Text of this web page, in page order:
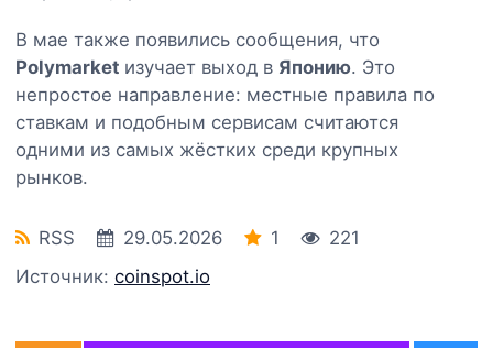
В мае также появились сообщения, что
Polymarket изучает выход в Японию. Это
непростое направление: местные правила по
ставкам и подобным сервисам считаются
одними из самых жёстких среди крупных
рынков.
RSS 29.05.2026 1
221
Источник: coinspot.io